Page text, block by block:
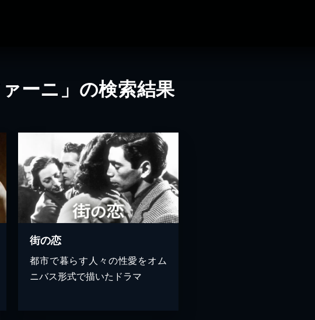
ーニ」の検索結果
街の恋
都市で暮らす人々の性愛をオム
ニバス形式で描いたドラマ